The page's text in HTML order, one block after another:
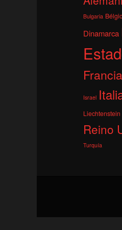
Bulgaria
Dinamarca
Francia
Israel
Liechtenstein
Reino
Turquía